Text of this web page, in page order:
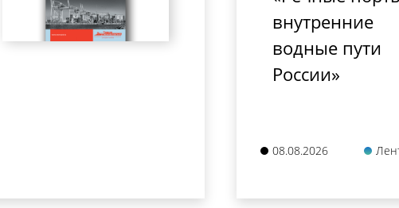
внутренние
водные пути
России»
08.08.2026